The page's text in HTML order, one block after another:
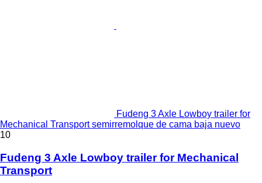
Fudeng 3 Axle Lowboy trailer for
Mechanical Transport semirremolque de cama baja nuevo
10
Fudeng 3 Axle Lowboy trailer for Mechanical
Transport